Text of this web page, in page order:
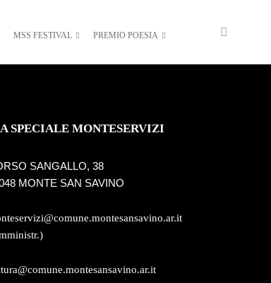
MSS FESTIVAL PREMIO POESIA
SPECIALE MONTESERVIZI
SANGALLO, 38
MONTE SAN SAVINO